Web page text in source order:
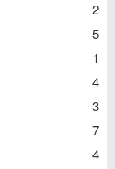
2
5
1
4
3
7
4